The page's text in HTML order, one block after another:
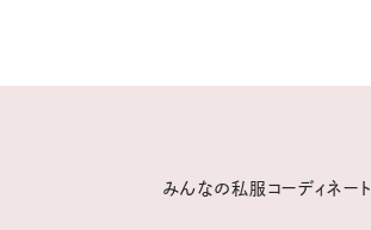
みんなの私服コーディネート